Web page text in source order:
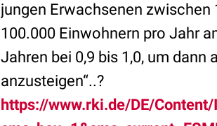
jungen Erwachsenen zwischen
100.000 Einwohnern pro Jahr
Jahren bei 0,9 bis 1,0, um dann
anzusteigen“..?
https://www.rki.de/DE/